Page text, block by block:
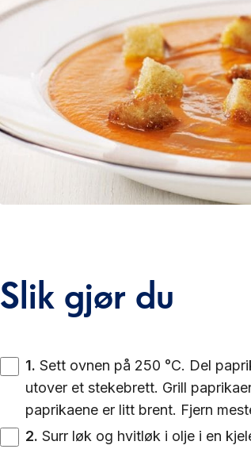
Slik gjør du
1. Sett ovnen på 250 °C. Del
utover et stekebrett. Grill
paprikaene er litt brent. Fjern
2. Surr løk og hvitløk i olje i en